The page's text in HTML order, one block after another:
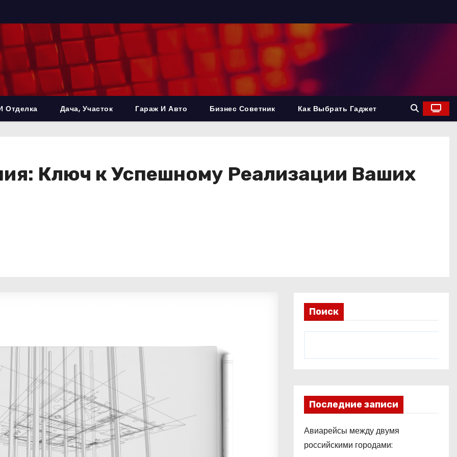
Отделка Дача, Участок Гараж И Авто Бизнес Советник Как Выбрать Гаджет
Ключ к Успешному Реализации Ваших
Поиск
Последние записи
Авиарейсы между двумя
российскими городами: